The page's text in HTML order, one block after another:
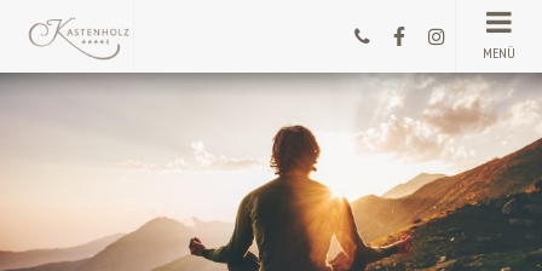
MENÜ